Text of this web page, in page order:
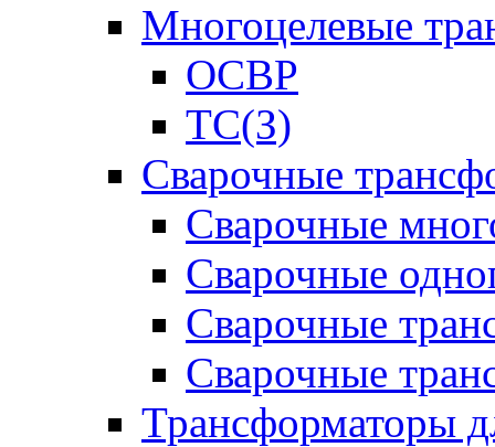
Многоцелевые
ОСВР
ТС(З)
Сварочные
Сварочные
Сварочные
Сварочные
Сварочные
Трансформаторы